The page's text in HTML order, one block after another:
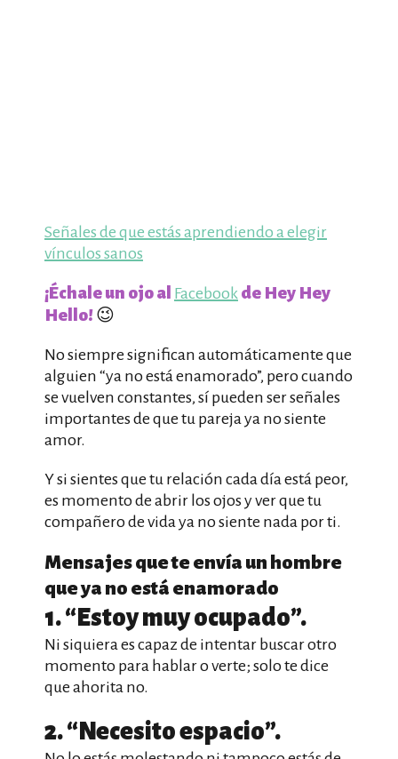
Señales de que estás aprendiendo a elegir
vínculos sanos
¡Échale un ojo al Facebook de Hey Hey
Hello! 😉
No siempre significan automáticamente que
alguien “ya no está enamorado”, pero cuando
se vuelven constantes, sí pueden ser señales
importantes de que tu pareja ya no siente
amor.
Y si sientes que tu relación cada día está peor,
es momento de abrir los ojos y ver que tu
compañero de vida ya no siente nada por ti.
Mensajes que te envía un hombre
que ya no está enamorado
1. “Estoy muy ocupado”.
Ni siquiera es capaz de intentar buscar otro
momento para hablar o verte; solo te dice
que ahorita no.
2. “Necesito espacio”.